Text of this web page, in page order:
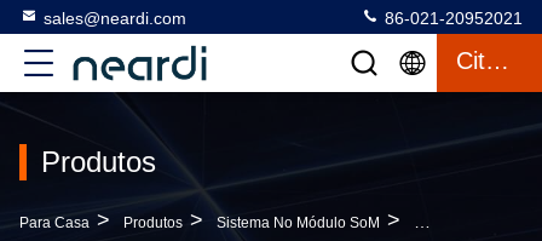
sales@neardi.com 86-021-20952021
Citações
Produtos
Para Casa > Produtos > Sistema No Módulo SoM > ODM RK3588